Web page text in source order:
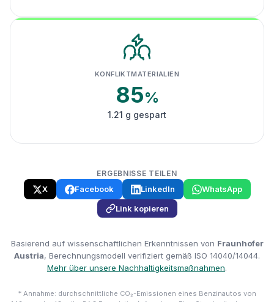
KONFLIKTMATERIALIEN
85%
1.21 g gespart
ERGEBNISSE TEILEN
X Facebook LinkedIn
WhatsApp
Link kopieren
Basierend auf wissenschaftlichen Erkenntnissen von Fraunhofer
Austria, Berechnungsmodell verifiziert gemäß ISO 14040/14044.
Mehr über unsere Nachhaltigkeitsmaßnahmen.
* Annahme: durchschnittliche CO₂-Emissionen eines Benzinautos von